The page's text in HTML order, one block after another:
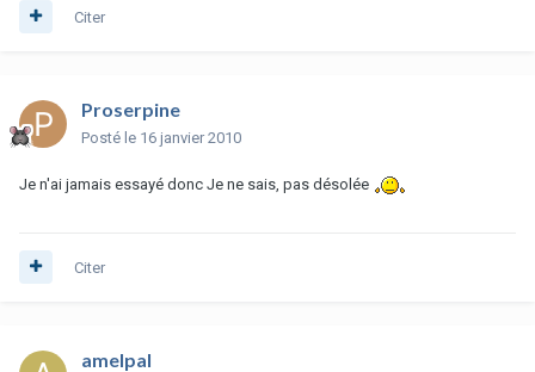
Citer
Proserpine
Posté le 16 janvier 2010
Je n'ai jamais essayé donc Je ne sais, pas désolée
Citer
amelpal